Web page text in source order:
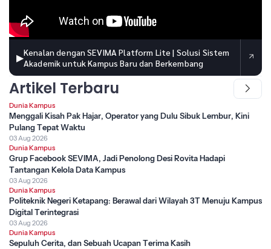
▶Kenalan dengan SEVIMA Platform Lite | Solusi Sistem
Akademik untuk Kampus Baru dan Berkembang
Artikel Terbaru
Dunia Kampus
Menggali Kisah Pak Hajar, Operator yang Dulu Sibuk Lembur, Kini
Pulang Tepat Waktu
03 Aug 2026
Dunia Kampus
Grup Facebook SEVIMA, Jadi Penolong Desi Rovita Hadapi
Tantangan Kelola Data Kampus
03 Aug 2026
Dunia Kampus
Politeknik Negeri Ketapang: Berawal dari Wilayah 3T Menuju Kampus
Digital Terintegrasi
03 Aug 2026
Dunia Kampus
Sepuluh Cerita, dan Sebuah Ucapan Terima Kasih